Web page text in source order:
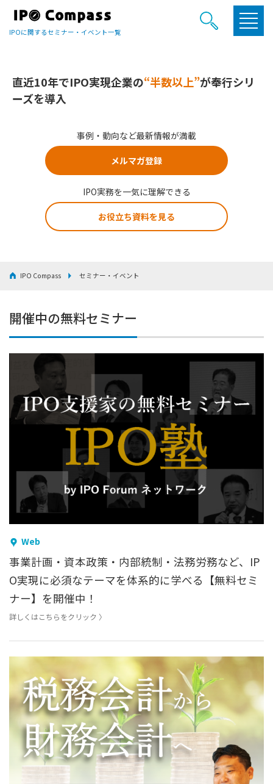
IPOに関するセミナー・イベント一覧
直近10年でIPO実現企業の“半数以上”が奉行シリ
ーズを導入
事例・動向など最新情報が満載
メルマガ登録
IPO実務を一気に理解できる
お役立ち資料を見る
IPO Compass セミナー・イベント
開催中の無料セミナー
Web
事業計画・資本政策・内部統制・法務労務など、IP
O実現に必須なテーマを体系的に学べる【無料セミ
ナー】を開催中！
詳しくはこちらをクリック 〉